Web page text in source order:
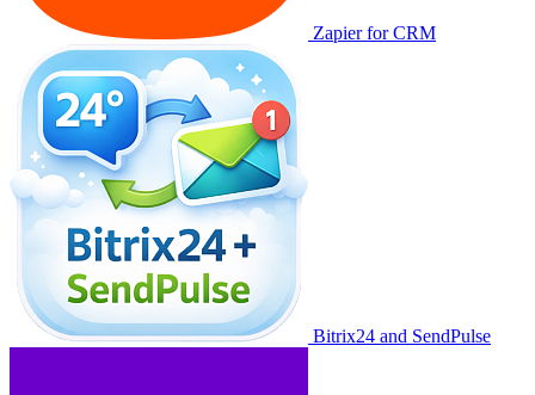
Zapier for CRM
Bitrix24 and SendPulse